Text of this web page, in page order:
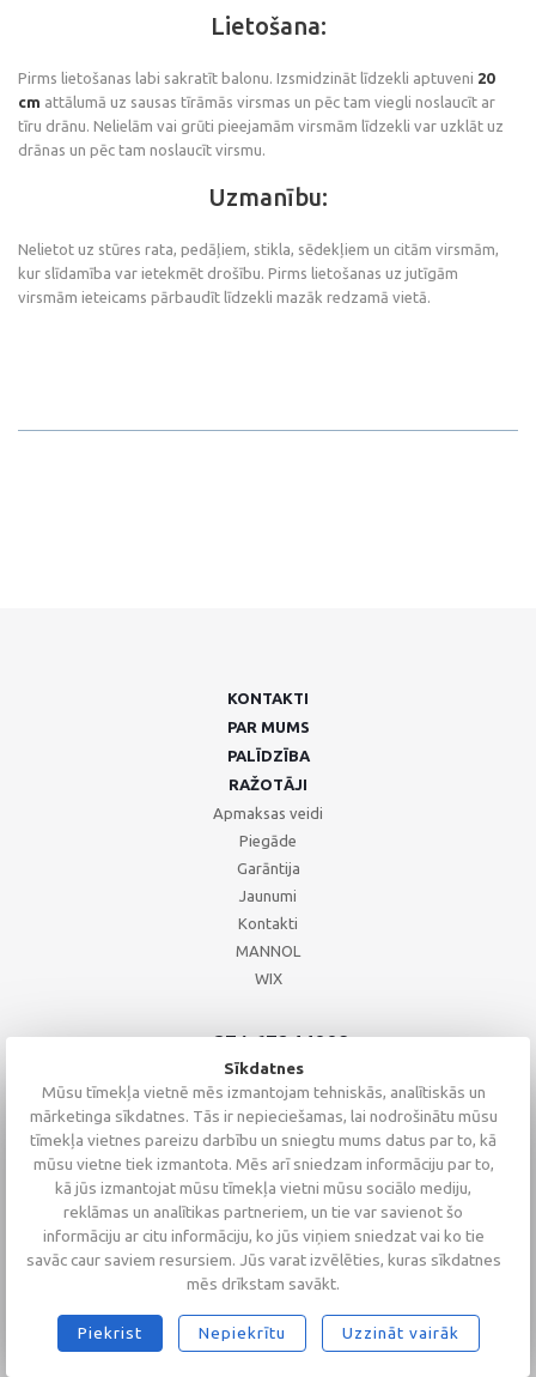
Lietošana:
Pirms lietošanas labi sakratīt balonu. Izsmidzināt līdzekli aptuveni 20
cm attālumā uz sausas tīrāmās virsmas un pēc tam viegli noslaucīt ar
tīru drānu. Nelielām vai grūti pieejamām virsmām līdzekli var uzklāt uz
drānas un pēc tam noslaucīt virsmu.
Uzmanību:
Nelietot uz stūres rata, pedāļiem, stikla, sēdekļiem un citām virsmām,
kur slīdamība var ietekmēt drošību. Pirms lietošanas uz jutīgām
virsmām ieteicams pārbaudīt līdzekli mazāk redzamā vietā.
KONTAKTI
PAR MUMS
PALĪDZĪBA
RAŽOTĀJI
Apmaksas veidi
Piegāde
Garāntija
Jaunumi
Kontakti
MANNOL
WIX
+371 67244008
+371 67271055
+371 26002793
2026 © Altaserviss SIA
Sīkdatnes
Mūsu tīmekļa vietnē mēs izmantojam tehniskās, analītiskās un
mārketinga sīkdatnes. Tās ir nepieciešamas, lai nodrošinātu mūsu
tīmekļa vietnes pareizu darbību un sniegtu mums datus par to, kā
mūsu vietne tiek izmantota. Mēs arī sniedzam informāciju par to,
kā jūs izmantojat mūsu tīmekļa vietni mūsu sociālo mediju,
reklāmas un analītikas partneriem, un tie var savienot šo
informāciju ar citu informāciju, ko jūs viņiem sniedzat vai ko tie
savāc caur saviem resursiem. Jūs varat izvēlēties, kuras sīkdatnes
mēs drīkstam savākt.
Piekrist Nepiekrītu Uzzināt vairāk